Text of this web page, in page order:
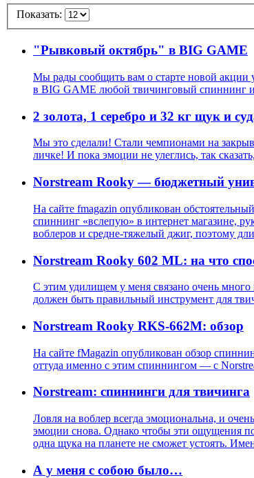
Показать:
"Рывковый октябрь" в BIG GAME
Мы рады сообщить вам о старте новой акции
в BIG GAME любой твичинговый спиннинг
2 золота, 1 серебро и 32 кг щук и
Мы это сделали! Стали чемпионами на
личке! И пока эмоции не улеглись, так
Norstream Rooky — бюджетный
На сайте fmagazin опубликован
спиннинг «вслепую» в интернет магазине,
воблеров и средне-тяжелый джиг, поэтому
Norstream Rooky 602 ML: на что
С этим удилищем у меня связано очень
должен быть правильный инструмент для
Norstream Rooky RKS-662M: обзор
На сайте fMagazin опубликован обзор
оттуда именно с этим спиннингом — с
Norstream: спиннинги для твичинга
Ловля на воблер всегда эмоциональна, и
эмоции снова. Однако чтобы эти ощущения
одна щука на планете не сможет устоять.
А у меня с собою было…